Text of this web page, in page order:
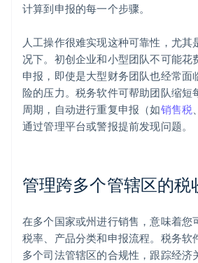
计算到申报的每一个步骤。
人工操作很难实现这种可靠性，尤其
况下。初创企业和小型团队不可能花
申报，即使是大型财务团队也经常面
险的压力。税务软件可帮助团队缩短
周期，自动进行重复申报（如销售税
通过管理平台或警报提前发现问题。
管理跨多个管辖区的税
在多个国家或州进行销售，意味着您
税率、产品分类和申报流程。税务软
多个司法管辖区的合规性，跟踪经济